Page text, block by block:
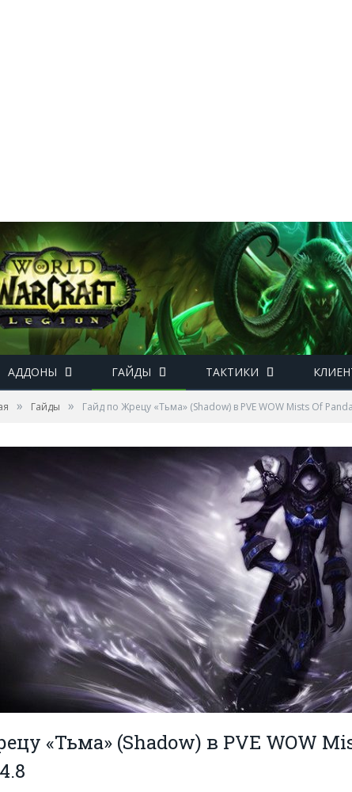
АДДОНЫ ГАЙДЫ ТАКТИКИ
» Гайды » Гайд по Жрецу «Тьма» (Shadow) в PVE WOW Mists Of
«Тьма» (Shadow) в PVE WOW